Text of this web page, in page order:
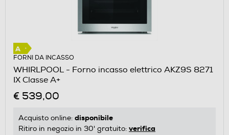
FORNI DA INCASSO
WHIRLPOOL - Forno incasso elettrico AKZ9S 8271
IX Classe A+
€ 539,00
Acquisto online: disponibile
Ritiro in negozio in 30' gratuito: verifica